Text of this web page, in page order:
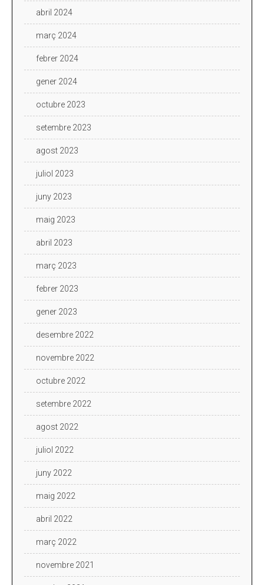
abril 2024
març 2024
febrer 2024
gener 2024
octubre 2023
setembre 2023
agost 2023
juliol 2023
juny 2023
maig 2023
abril 2023
març 2023
febrer 2023
gener 2023
desembre 2022
novembre 2022
octubre 2022
setembre 2022
agost 2022
juliol 2022
juny 2022
maig 2022
abril 2022
març 2022
novembre 2021